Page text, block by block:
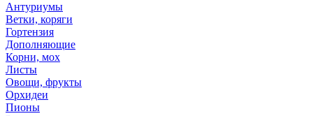
Антуриумы
Ветки, коряги
Гортензия
Дополняющие
Корни, мох
Листы
Овощи, фрукты
Орхидеи
Пионы